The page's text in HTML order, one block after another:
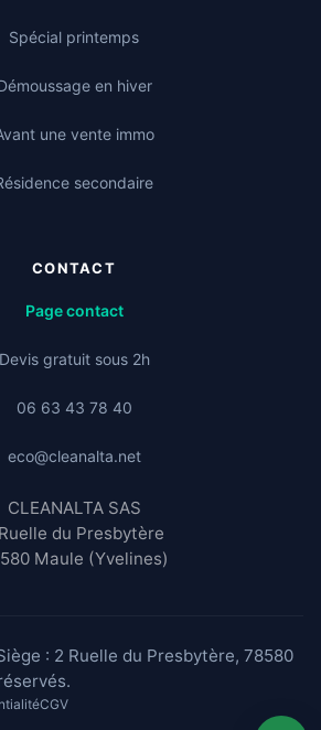
Spécial printemps
en hiver
une vente immo
secondaire
CONTACT
Page contact
Devis gratuit sous 2h
06 63 43 78 40
eco@cleanalta.net
CLEANALTA SAS
du Presbytère
Maule (Yvelines)
: 2 Ruelle du Presbytère, 78580
CGV